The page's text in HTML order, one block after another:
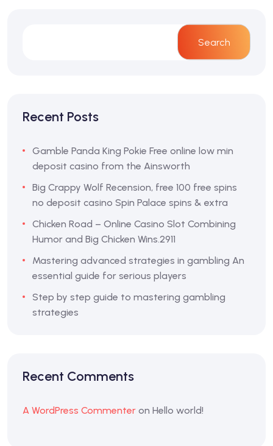
Search
Recent Posts
Gamble Panda King Pokie Free online low min
deposit casino from the Ainsworth
Big Crappy Wolf Recension, free 100 free spins
no deposit casino Spin Palace spins & extra
Chicken Road – Online Casino Slot Combining
Humor and Big Chicken Wins.2911
Mastering advanced strategies in gambling An
essential guide for serious players
Step by step guide to mastering gambling
strategies
Recent Comments
A WordPress Commenter on Hello world!